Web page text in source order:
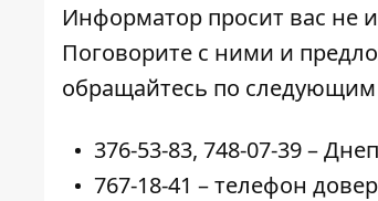
Информатор просит вас не
Поговорите с ними и
обращайтесь по
376-53-83, 748-07-39–
767-18-41 – телефон